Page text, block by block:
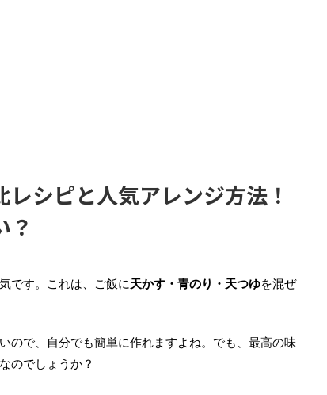
シピと人気アレンジ方法！
？
です。これは、ご飯に天かす・青のり・天つゆを混ぜ
ので、自分でも簡単に作れますよね。でも、最高の味
のでしょうか？